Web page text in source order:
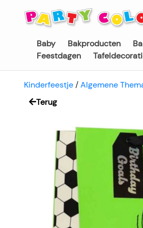
Baby Bakproducten
Feestdagen
Kinderfeestje /Algemene
Terug